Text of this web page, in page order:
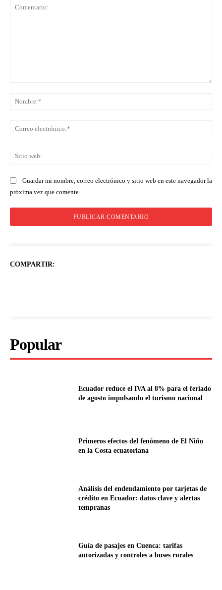
Guardar mi nombre, correo electrónico y sitio web en este navegador la
próxima vez que comente.
COMPARTIR:
Popular
Ecuador reduce el IVA al 8% para el feriado
de agosto impulsando el turismo nacional
Primeros efectos del fenómeno de El Niño
en la Costa ecuatoriana
Análisis del endeudamiento por tarjetas de
crédito en Ecuador: datos clave y alertas
tempranas
Guía de pasajes en Cuenca: tarifas
autorizadas y controles a buses rurales